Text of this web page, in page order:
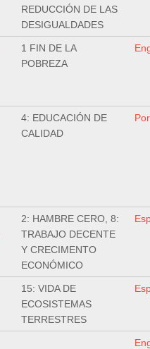
REDUCCIÓN DE LAS
DESIGUALDADES
1 FIN DE LA
POBREZA
4: EDUCACIÓN DE
CALIDAD
2: HAMBRE CERO, 8:
TRABAJO DECENTE
Y CRECIMENTO
ECONÓMICO
15: VIDA DE
ECOSISTEMAS
TERRESTRES